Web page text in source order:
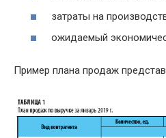
затраты на
ожидаемый
Пример плана продаж